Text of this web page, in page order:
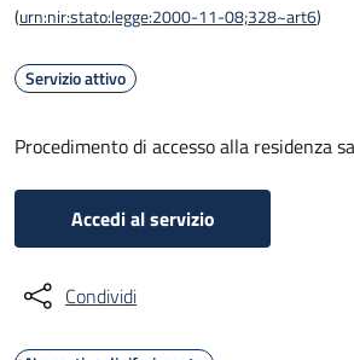
(urn:nir:stato:legge:2000-11-08;328~art6)
Servizio attivo
Procedimento di accesso alla residenza
Accedi al servizio
Condividi